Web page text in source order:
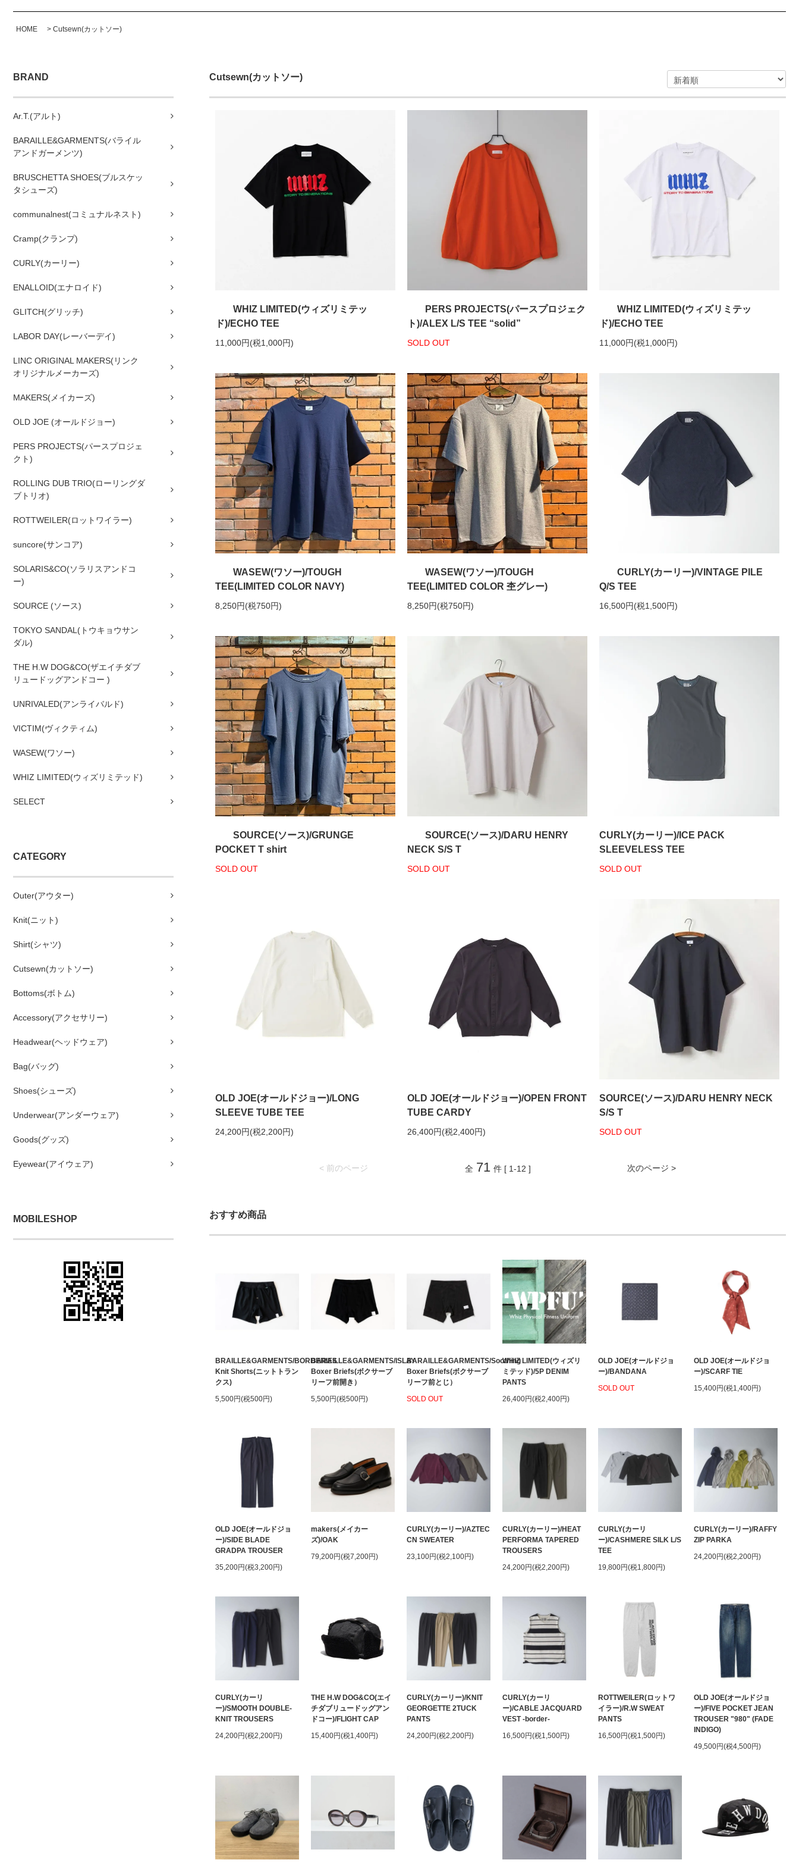
HOME > Cutsewn(カットソー)
BRAND
Ar.T.(アルト)
BARAILLE&GARMENTS(バライル
アンドガーメンツ)
BRUSCHETTA SHOES(ブルスケッ
タシューズ)
communalnest(コミュナルネスト)
Cramp(クランプ)
CURLY(カーリー)
ENALLOID(エナロイド)
GLITCH(グリッチ)
LABOR DAY(レーバーデイ)
LINC ORIGINAL MAKERS(リンク
オリジナルメーカーズ)
MAKERS(メイカーズ)
OLD JOE (オールドジョー)
PERS PROJECTS(パースプロジェ
クト)
ROLLING DUB TRIO(ローリングダ
ブトリオ)
ROTTWEILER(ロットワイラー)
suncore(サンコア)
SOLARIS&CO(ソラリスアンドコ
ー)
SOURCE (ソース)
TOKYO SANDAL(トウキョウサン
ダル)
THE H.W DOG&CO(ザエイチダブ
リュードッグアンドコー )
UNRIVALED(アンライバルド)
VICTIM(ヴィクティム)
WASEW(ワソー)
WHIZ LIMITED(ウィズリミテッド)
SELECT
CATEGORY
Outer(アウター)
Knit(ニット)
Shirt(シャツ)
Cutsewn(カットソー)
Bottoms(ボトム)
Accessory(アクセサリー)
Headwear(ヘッドウェア)
Bag(バッグ)
Shoes(シューズ)
Underwear(アンダーウェア)
Goods(グッズ)
Eyewear(アイウェア)
MOBILESHOP
Cutsewn(カットソー)
WHIZ LIMITED(ウィズリミテッ
ド)/ECHO TEE
11,000円(税1,000円)
PERS PROJECTS(パースプロジェク
ト)/ALEX L/S TEE “solid”
SOLD OUT
WHIZ LIMITED(ウィズリミテッ
ド)/ECHO TEE
11,000円(税1,000円)
WASEW(ワソー)/TOUGH
TEE(LIMITED COLOR NAVY)
8,250円(税750円)
WASEW(ワソー)/TOUGH
TEE(LIMITED COLOR 杢グレー)
8,250円(税750円)
CURLY(カーリー)/VINTAGE PILE
Q/S TEE
16,500円(税1,500円)
SOURCE(ソース)/GRUNGE
POCKET T shirt
SOLD OUT
SOURCE(ソース)/DARU HENRY
NECK S/S T
SOLD OUT
CURLY(カーリー)/ICE PACK
SLEEVELESS TEE
SOLD OUT
OLD JOE(オールドジョー)/LONG
SLEEVE TUBE TEE
24,200円(税2,200円)
OLD JOE(オールドジョー)/OPEN FRONT
TUBE CARDY
26,400円(税2,400円)
SOURCE(ソース)/DARU HENRY NECK
S/S T
SOLD OUT
< 前のページ 次のページ >
全 71 件 [ 1-12 ]
おすすめ商品
BRAILLE&GARMENTS/BORDERIES
Knit Shorts(ニットトラン
クス)
5,500円(税500円)
BARAILLE&GARMENTS/ISLAY
Boxer Briefs(ボクサーブ
リーフ前開き）
5,500円(税500円)
BARAILLE&GARMENTS/Soothing
Boxer Briefs(ボクサーブ
リーフ前とじ）
SOLD OUT
WHIZ LIMITED(ウィズリ
ミテッド)/5P DENIM
PANTS
26,400円(税2,400円)
OLD JOE(オールドジョ
ー)/BANDANA
SOLD OUT
OLD JOE(オールドジョ
ー)/SCARF TIE
15,400円(税1,400円)
OLD JOE(オールドジョ
ー)/SIDE BLADE
GRADPA TROUSER
35,200円(税3,200円)
makers(メイカー
ズ)/OAK
79,200円(税7,200円)
CURLY(カーリー)/AZTEC
CN SWEATER
23,100円(税2,100円)
CURLY(カーリー)/HEAT
PERFORMA TAPERED
TROUSERS
24,200円(税2,200円)
CURLY(カーリ
ー)/CASHMERE SILK L/S
TEE
19,800円(税1,800円)
CURLY(カーリー)/RAFFY
ZIP PARKA
24,200円(税2,200円)
CURLY(カーリ
ー)/SMOOTH DOUBLE-
KNIT TROUSERS
24,200円(税2,200円)
THE H.W DOG&CO(エイ
チダブリュードッグアン
ドコー)/FLIGHT CAP
15,400円(税1,400円)
CURLY(カーリー)/KNIT
GEORGETTE 2TUCK
PANTS
24,200円(税2,200円)
CURLY(カーリ
ー)/CABLE JACQUARD
VEST -border-
16,500円(税1,500円)
ROTTWEILER(ロットワ
イラー)/R.W SWEAT
PANTS
16,500円(税1,500円)
OLD JOE(オールドジョ
ー)/FIVE POCKET JEAN
TROUSER "980" (FADE
INDIGO)
49,500円(税4,500円)